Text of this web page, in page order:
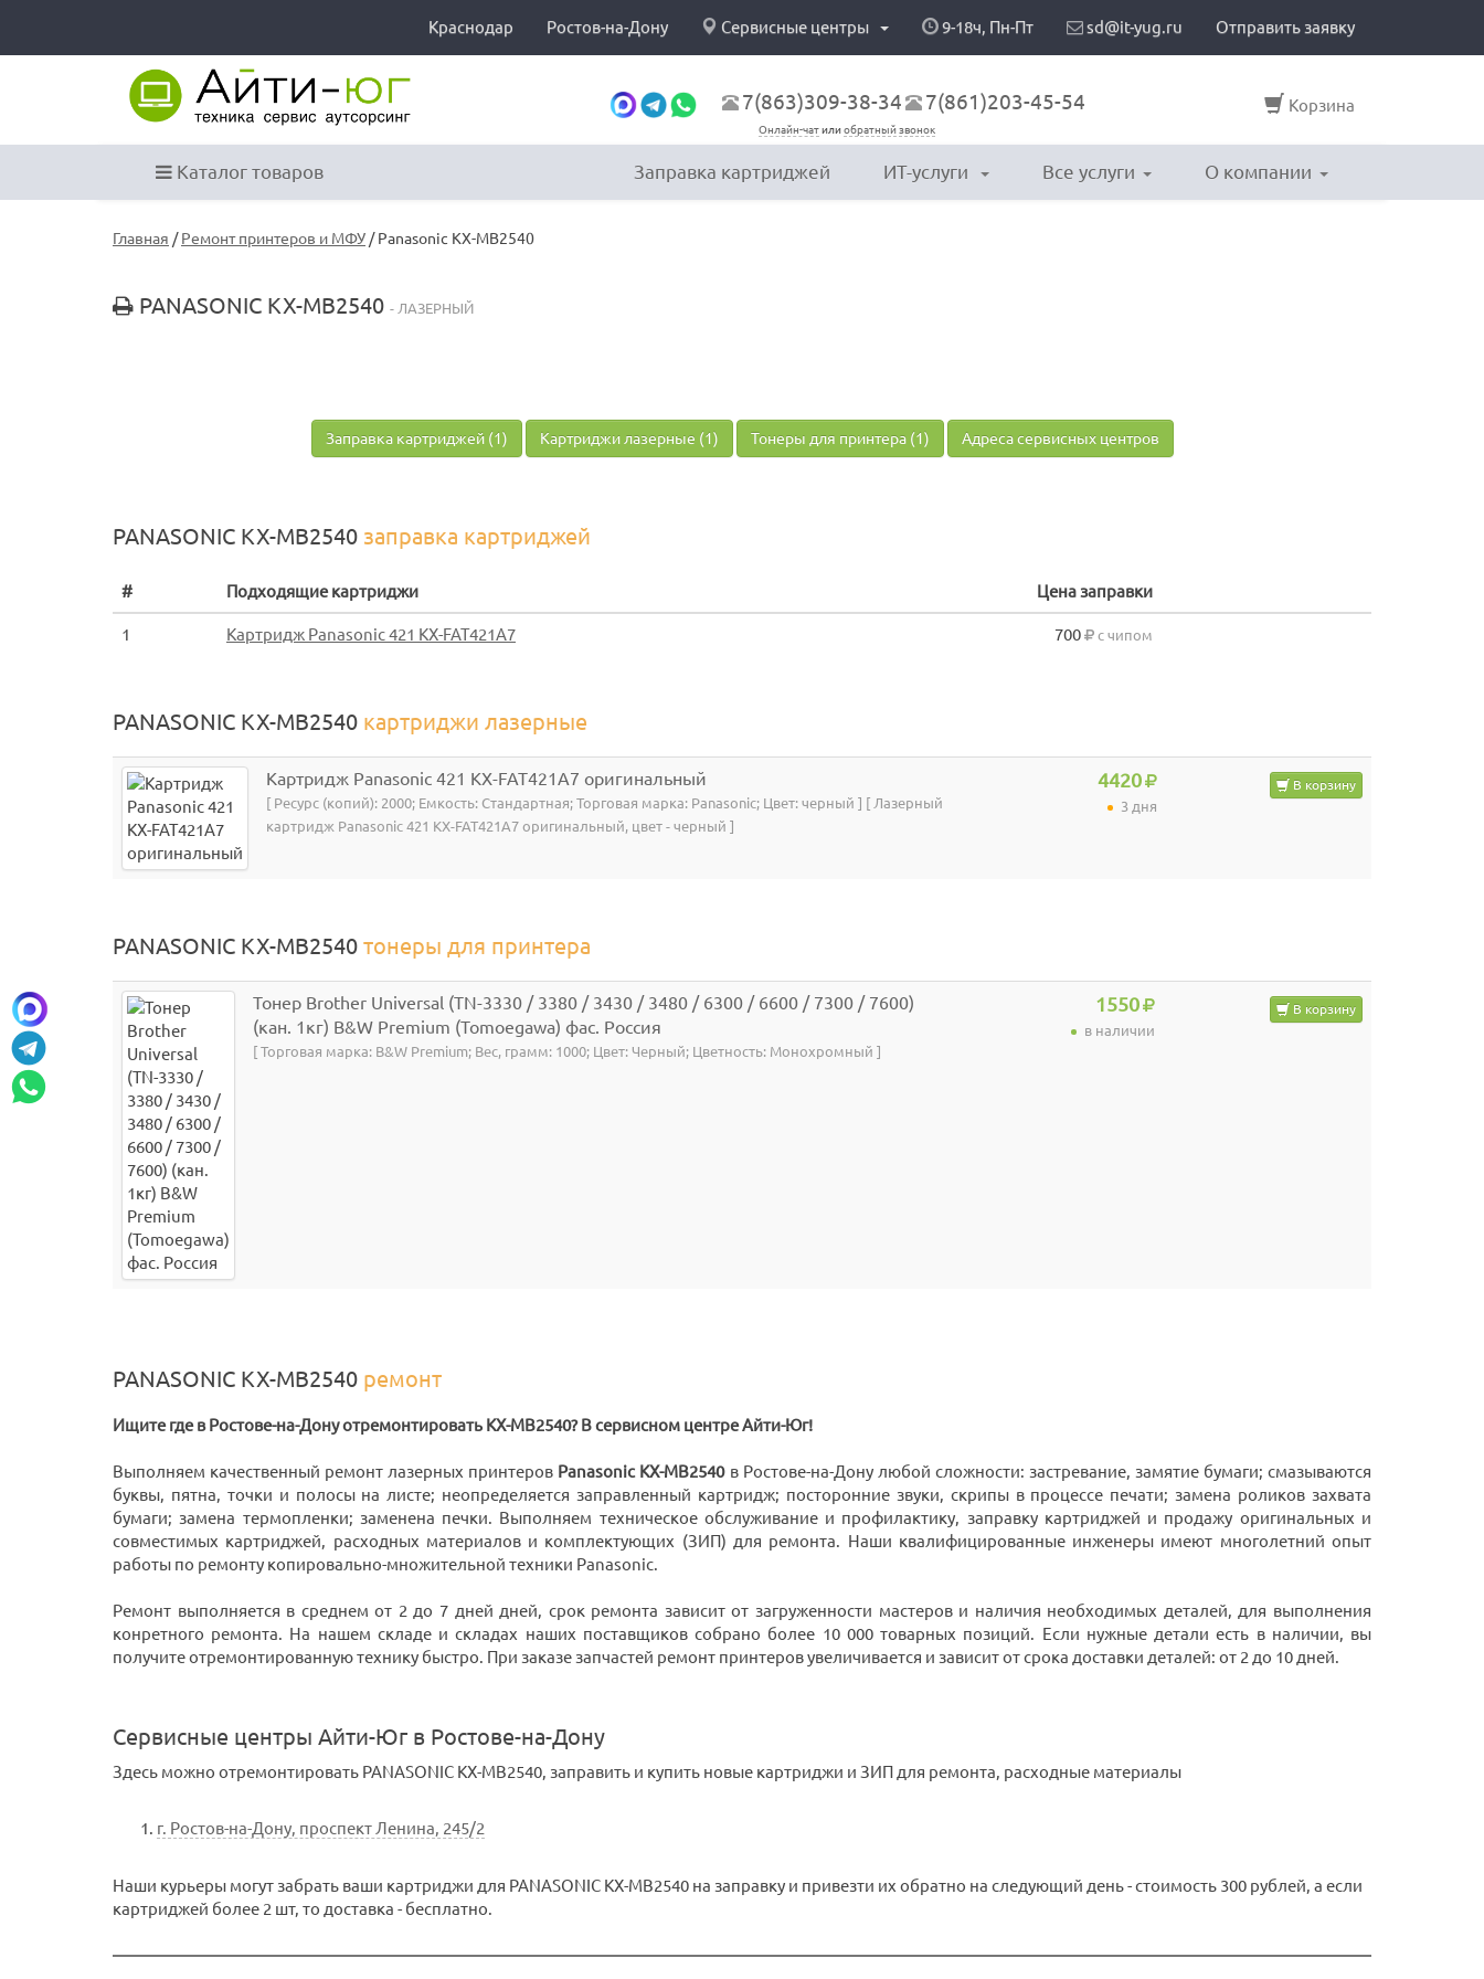
Краснодар Ростов-на-Дону Сервисные центры 9-18ч, Пн-Пт sd@it-yug.ru Отправить заявку
7(863)309-38-34 7(861)203-45-54
Онлайн-чатилиобратный звонок
Корзина
Каталог товаров Заправка картриджей ИТ-услуги Все услуги О компании
Главная /Ремонт принтеров и МФУ / Panasonic KX-MB2540
PANASONIC KX-MB2540 - ЛАЗЕРНЫЙ
Заправка картриджей (1) Картриджи лазерные (1) Тонеры для принтера (1) Адреса сервисных центров
PANASONIC KX-MB2540 заправка картриджей
# Подходящие картриджи Цена заправки
1 Картридж Panasonic 421 KX-FAT421A7 700 с чипом
PANASONIC KX-MB2540 картриджи лазерные
Картридж Panasonic 421 KX-FAT421A7 оригинальный
[ Ресурс (копий): 2000; Емкость: Стандартная; Торговая марка: Panasonic; Цвет: черный ] [ Лазерный
картридж Panasonic 421 KX-FAT421A7 оригинальный, цвет - черный ]
4420
3 дня
В корзину
PANASONIC KX-MB2540 тонеры для принтера
Тонер Brother Universal (TN-3330 / 3380 / 3430 / 3480 / 6300 / 6600 / 7300 / 7600)
(кан. 1кг) B&W Premium (Tomoegawa) фас. Россия
[ Торговая марка: B&W Premium; Вес, грамм: 1000; Цвет: Черный; Цветность: Монохромный ]
1550
в наличии
В корзину
PANASONIC KX-MB2540 ремонт
Ищите где в Ростове-на-Дону отремонтировать KX-MB2540? В сервисном центре Айти-Юг!
Выполняем качественный ремонт лазерных принтеров Panasonic KX-MB2540в Ростове-на-Дону любой сложности: застревание, замятие бумаги; смазываются
буквы, пятна, точки и полосы на листе; неопределяется заправленный картридж; посторонние звуки, скрипы в процессе печати; замена роликов захвата
бумаги; замена термопленки; заменена печки. Выполняем техническое обслуживание и профилактику, заправку картриджей и продажу оригинальных и
совместимых картриджей, расходных материалов и комплектующих (ЗИП) для ремонта. Наши квалифицированные инженеры имеют многолетний опыт
работы по ремонту копировально-множительной техники Panasonic.
Ремонт выполняется в среднем от 2 до 7 дней дней, срок ремонта зависит от загруженности мастеров и наличия необходимых деталей, для выполнения
конретного ремонта. На нашем складе и складах наших поставщиков собрано более 10 000 товарных позиций. Если нужные детали есть в наличии, вы
получите отремонтированную технику быстро. При заказе запчастей ремонт принтеров увеличивается и зависит от срока доставки деталей: от 2 до 10 дней.
Сервисные центры Айти-Юг в Ростове-на-Дону
Здесь можно отремонтировать PANASONIC KX-MB2540, заправить и купить новые картриджи и ЗИП для ремонта, расходные материалы
г. Ростов-на-Дону, проспект Ленина, 245/2
Наши курьеры могут забрать ваши картриджи для PANASONIC KX-MB2540 на заправку и привезти их обратно на следующий день - стоимость 300 рублей, а если
картриджей более 2 шт, то доставка - бесплатно.